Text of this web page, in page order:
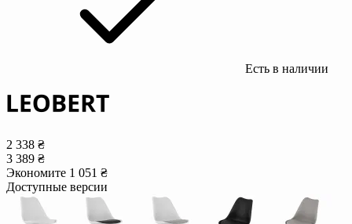
Есть в наличии
2 338 ₴
3 389 ₴
Экономите 1 051 ₴
Доступные версии